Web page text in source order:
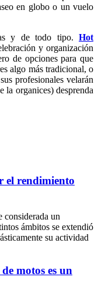
en globo o un vuelo
y de todo tipo. Hot
y organización
de opciones para que
algo más tradicional, o
profesionales velarán
la organices) desprenda
el rendimiento
considerada un
ámbitos se extendió
su actividad
motos es un